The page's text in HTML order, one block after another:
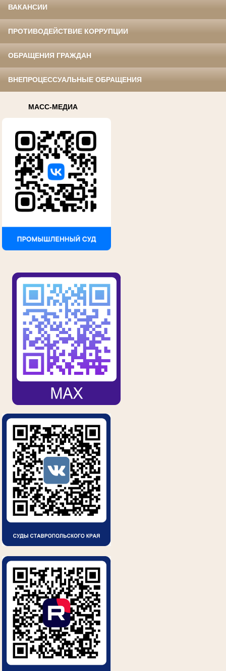
ВАКАНСИИ
ПРОТИВОДЕЙСТВИЕ КОРРУПЦИИ
ОБРАЩЕНИЯ ГРАЖДАН
ВНЕПРОЦЕССУАЛЬНЫЕ ОБРАЩЕНИЯ
МАСС-МЕДИА